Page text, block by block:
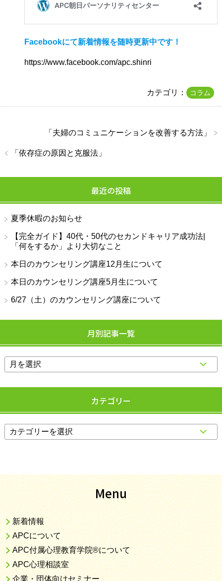
Facebookにて新着情報を随時更新中です！
https://www.facebook.com/apc.shinri
カテゴリ： コラム
「 夫婦のコミュニケーションを改善する方法 」
「 依存症の原因と克服法」
最近の投稿
夏季休暇のお知らせ
【完全ガイド】40代・50代のセカンドキャリア成功法|
「何をするか」より大切なこと
本日のカウンセリング講座12月生について
本日のカウンセリング講座5月生について
6/27（土）のカウンセリング講座について
月別記事一覧
カテゴリー
Menu
新着情報
APCについて
APC付属心理教育学院®について
APC心理相談室
企業・団体向けセミナー